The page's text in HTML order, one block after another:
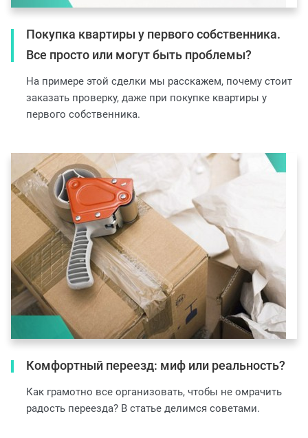
Покупка квартиры у первого собственника.
Все просто или могут быть проблемы?
На примере этой сделки мы расскажем, почему стоит
заказать проверку, даже при покупке квартиры у
первого собственника.
Комфортный переезд: миф или реальность?
Как грамотно все организовать, чтобы не омрачить
радость переезда? В статье делимся советами.